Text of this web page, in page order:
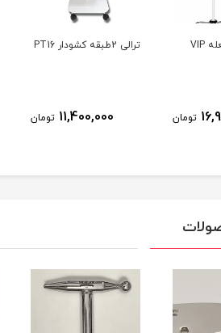
چراغ IR تک شعله VIP
تومان
ترالی 2طبقه کشودار PT16
11,400,000 تومان